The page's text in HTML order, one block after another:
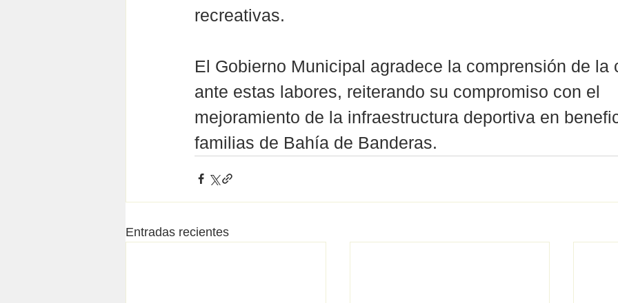
recreativas.
El Gobierno Municipal agradece la comprensión de
ante estas labores, reiterando su compromiso con el
mejoramiento de la infraestructura deportiva en
familias de Bahía de Banderas.
Entradas recientes